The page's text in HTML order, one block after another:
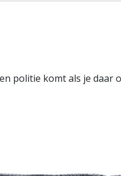
politie komt als je daar